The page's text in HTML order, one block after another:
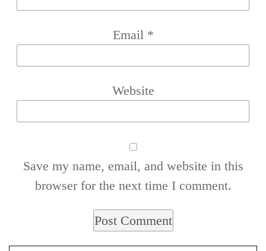
Email *
Website
Save my name, email, and website in this
browser for the next time I comment.